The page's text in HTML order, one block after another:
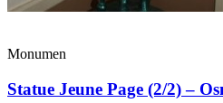
Monumen
Statue Jeune Page (2/2) –